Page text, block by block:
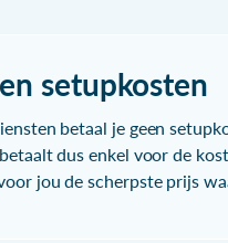
setupkosten
betaal je geen
dus enkel voor de
jou de scherpste prijs